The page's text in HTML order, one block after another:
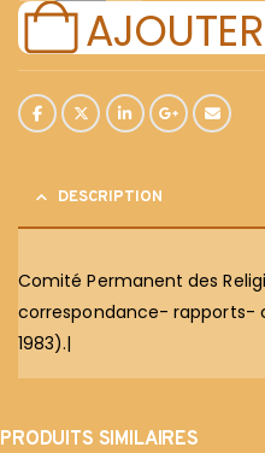
DESCRIPTION
Comité Permanent des
correspondance- rapports-
1983).|
PRODUITS SIMILAIRES